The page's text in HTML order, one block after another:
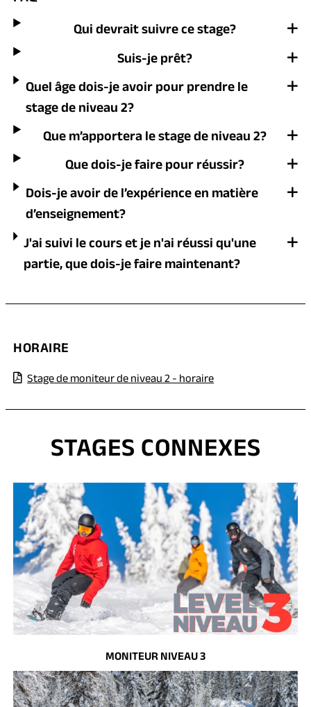
Qui devrait suivre ce stage?
Suis-je prêt?
Quel âge dois-je avoir pour prendre le
stage de niveau 2?
Que m’apportera le stage de niveau 2?
Que dois-je faire pour réussir?
Dois-je avoir de l’expérience en matière
d’enseignement?
J'ai suivi le cours et je n'ai réussi qu'une
partie, que dois-je faire maintenant?
HORAIRE
Stage de moniteur de niveau 2 - horaire(opens
(opens
a
tab)
STAGES CONNEXES
MONITEUR NIVEAU 3